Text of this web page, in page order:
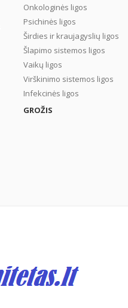
meteorizmas kamuoja
mažiausiai kas ketvirtą
asmenį. Ką daryti, ką
pūstų rečiau ir ne taip
intensyviai? Kaip
dujų kaupimąsi
Onkologinės ligos
Psichinės ligos
Širdies ir kraujagyslių ligos
Šlapimo sistemos ligos
Vaikų ligos
Virškinimo sistemos ligos
Infekcinės ligos
GROŽIS